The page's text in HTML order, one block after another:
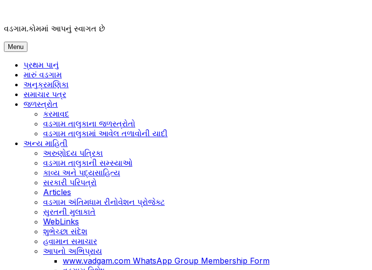
content
વડગામ.કોમમાં આપનું સ્વાગત છે
Menu
પ્રથમ પાનું
મારું વડગામ
અનુક્રમણિકા
સમાચાર પત્ર
જળસ્ત્રોત
કરમાવદ
વડગામ તાલુકાના જળસ્ત્રોતો
વડગામ તાલુકામાં આવેલ તળાવોની યાદી
અન્ય માહિતી
અરુણોદય પત્રિકા
વડગામ તાલુકાની સમ્સ્યાઓ
કાવ્ય અને પદ્યસાહિત્ય
સરકારી પરિપત્રો
Articles
વડગામ અંતિમધામ રીનોવેશન પ્રોજેક્ટ
સુરતની મુલાકાતે
WebLinks
શુભેચ્છા સંદેશ
હવામાન સમાચાર
આપનો અભિપ્રાય
www.vadgam.com WhatsApp Group Membership Form